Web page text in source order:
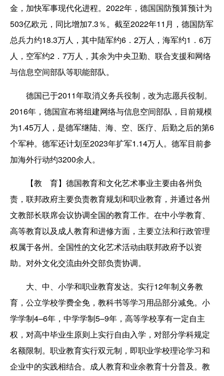
金，加快军事现代化进程。2022年，德国国防预算预计为
503亿欧元，同比增加7.3％。截至2022年11月，德国防军
总兵力约18.3万人，其中陆军约6．2万人，海军约1．6万
人，空军约2．7万人，其余为中央卫勤、联合支援和网络
与信息空间部队等职能部队。
德国已于2011年取消义务兵役制，改为志愿兵役制。
2016年，德国宣布将组建网络与信息空间部队，目前规模
为1.45万人，是德军继陆、海、空、医疗、后勤之后的第6
个军种。德军还计划至2023年扩军1.14万人。德军目前参
加海外行动约3200余人。
【教 育】德国教育和文化艺术事业主要由各州负
责，联邦政府主要负责教育规划和职业教育，并通过各州
文教部长联席会议协调全国的教育工作。在中小学教育、
高等教育以及成人教育和进修方面，主要立法和行政管理
权属于各州。全国性的文化艺术活动由联邦政府予以资
助。对外文化交流由外交部负责协调。
大、中、小学和职业教育发达。实行12年制义务教
育，公立学校学费全免，教科书等学习用品部分减免。小
学学制4–6年，中学学制5–9年，高等学校享有一定自主
权，对高中毕业生原则上实行自由入学，对部分学科规定
名额限制。职业教育实行双元制，即职业学校理论学习和
企业中的实践相结合。成人教育和业余教育十分普及。教